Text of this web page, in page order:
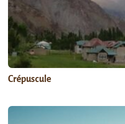
Crépuscule